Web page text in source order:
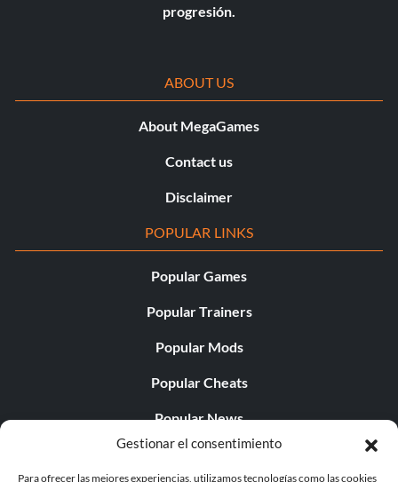
Gestionar el consentimiento
Para ofrecer las mejores experiencias, utilizamos tecnologías como las cookies
progresión.
ABOUT US
About MegaGames
Contact us
Disclaimer
POPULAR LINKS
Popular Games
Popular Trainers
Popular Mods
Popular Cheats
Popular News
Popular Editorials